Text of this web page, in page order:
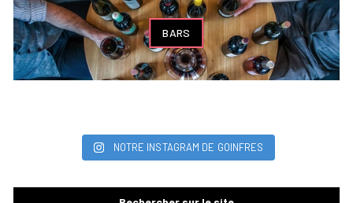
BARS
NOTRE INSTAGRAM DE GOINFRES